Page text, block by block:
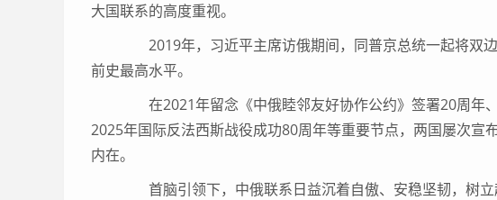
大国联系的高度重视。
2019年，习近平主席访俄期间，同普京总统一起将双
前史最高水平。
在2021年留念《中俄睦邻友好协作公约》签署20周年、
2025年国际反法西斯战役成功80周年等重要节点，两国屡次宣
内在。
首脑引领下，中俄联系日益沉着自傲、安稳坚韧，树